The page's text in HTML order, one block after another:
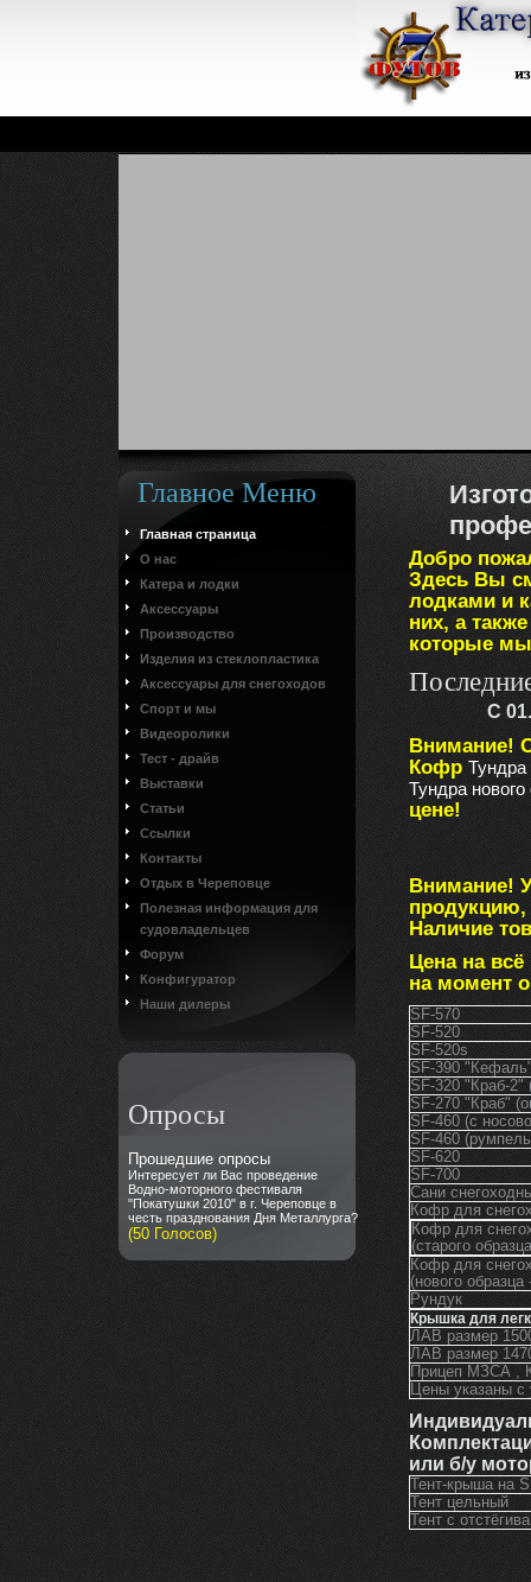
Главное Меню
Главная страница
О нас
Катера и лодки
Аксессуары
Производство
Изделия из стеклопластика
Аксессуары для снегоходов
Спорт и мы
Видеоролики
Тест - драйв
Выставки
Статьи
Ссылки
Контакты
Отдых в Череповце
Полезная информация для
судовладельцев
Форум
Конфигуратор
Наши дилеры
Опросы
Прошедшие опросы
Интересует ли Вас проведение
Водно-моторного фестиваля
"Покатушки 2010" в г. Череповце в
честь празднования Дня Металлурга?
(50 Голосов)
Добро
Здесь Вы
лодками и
них, а
которые
С
Внимание!
Кофр Тундра
Тундра
цене!
Внимание!
продукцию,
Наличие
Цена на
на момент
SF-570
SF-520
SF-520s
SF-390
SF-320 "Краб-2"
SF-270 "Краб"
SF-460 (с
SF-460
SF-620
SF-700
Сани
Кофр для
Кофр для
(старого
Кофр для
(нового
Рундук
Крышка для
ЛАВ размер
ЛАВ размер
Прицеп МЗСА
Цены указаны с
или б/у
Тент-
Тент цельный
Тент с